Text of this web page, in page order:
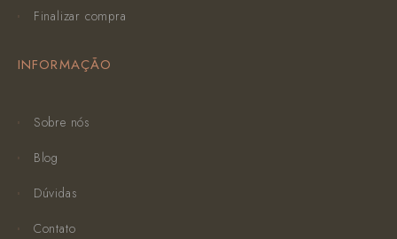
Finalizar compra
INFORMAÇÃO
Sobre nós
Blog
Dúvidas
Contato